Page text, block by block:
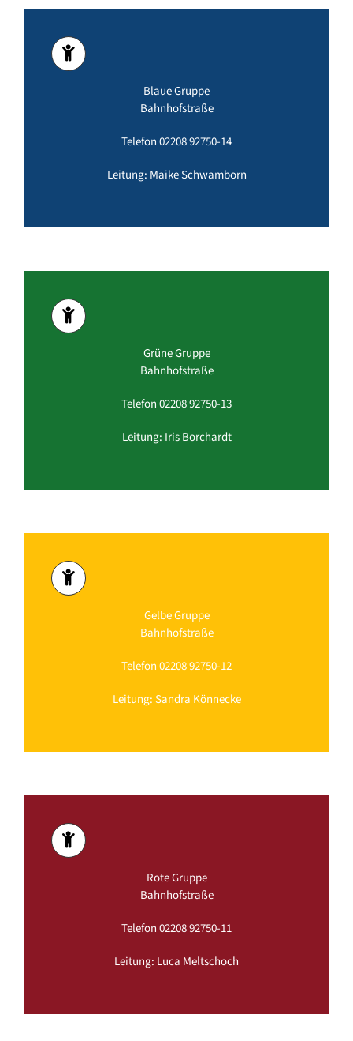
Blaue Gruppe
Bahnhofstraße
Telefon 02208 92750-14
Leitung: Maike Schwamborn
Grüne Gruppe
Bahnhofstraße
Telefon 02208 92750-13
Leitung: Iris Borchardt
Gelbe Gruppe
Bahnhofstraße
Telefon 02208 92750-12
Leitung: Sandra Könnecke
Rote Gruppe
Bahnhofstraße
Telefon 02208 92750-11
Leitung: Luca Meltschoch